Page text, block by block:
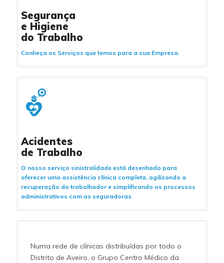
Segurança
e Higiene
do Trabalho
Conheça os Serviços que temos para a sua Empresa.
Acidentes
de Trabalho
O nosso serviço sinistralidade está desenhado para
oferecer uma assistência clínica completa, agilizando a
recuperação do trabalhador e simplificando os processos
administrativos com as seguradoras.
Numa rede de clínicas distribuídas por todo o
Distrito de Aveiro, o Grupo Centro Médico da